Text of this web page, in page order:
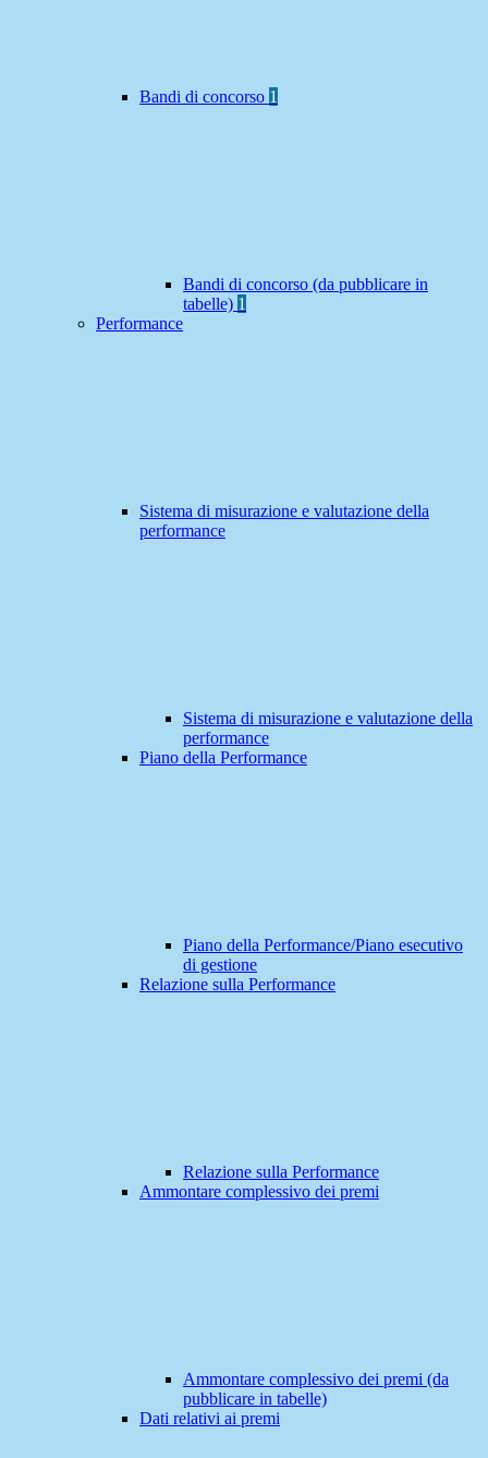
Bandi di concorso 1
Bandi di concorso (da pubblicare in
tabelle) 1
Performance
Sistema di misurazione e valutazione della
performance
Sistema di misurazione e valutazione della
performance
Piano della Performance
Piano della Performance/Piano esecutivo
di gestione
Relazione sulla Performance
Relazione sulla Performance
Ammontare complessivo dei premi
Ammontare complessivo dei premi (da
pubblicare in tabelle)
Dati relativi ai premi